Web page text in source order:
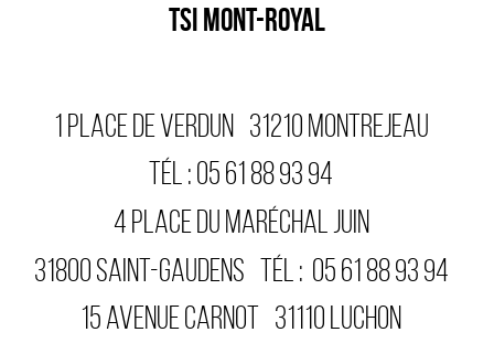
TSI MONT-ROYAL
1 PLACE DE VERDUN 31210 MONTREJEAU
TÉL :05 61 88 93 94
4 PLACE DU MARÉCHAL JUIN
31800SAINT-GAUDENS TÉL : 05 61 88 93 94
15 AVENUE CARNOT 31110 LUCHON